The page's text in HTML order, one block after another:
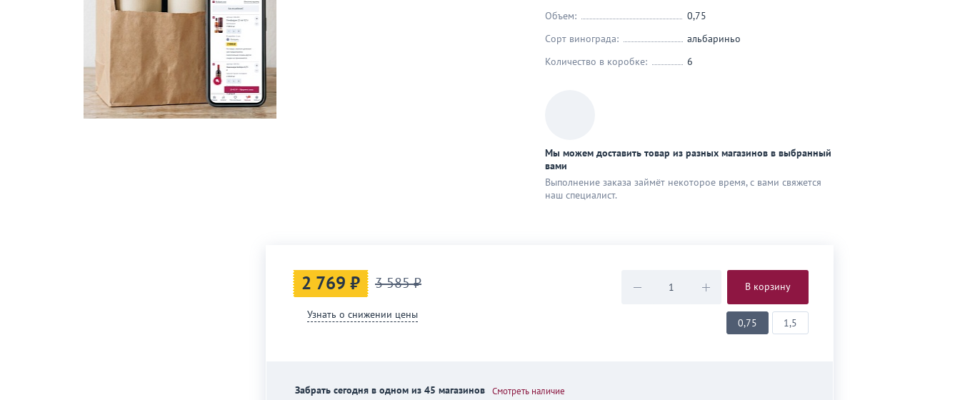
Объем:
0,75
Сорт винограда:
альбариньо
Количество в коробке:
6
Мы можем доставить товар из разных магазинов в выбранный
вами
Выполнение заказа займёт некоторое время, с вами свяжется
наш специaлист.
2 769 ₽ 3 585 ₽
Узнать о снижении цены
В корзину
0,75 1,5
Забрать сегодня в одном из 45 магазинов Смотреть наличие